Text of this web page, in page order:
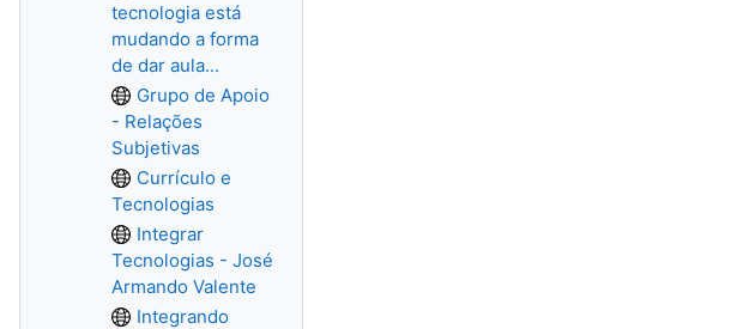
tecnologia está
mudando a forma
de dar aula...
Grupo de Apoio
- Relações
Subjetivas
Currículo e
Tecnologias
Integrar
Tecnologias - José
Armando Valente
Integrando